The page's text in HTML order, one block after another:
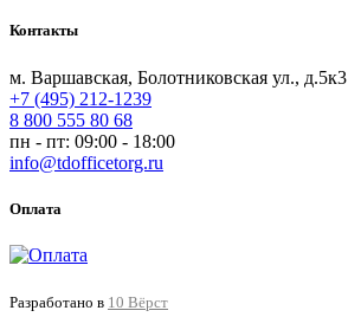
Контакты
м. Варшавская, Болотниковская ул., д.5к3
+7 (495) 212-1239
8 800 555 80 68
пн - пт: 09:00 - 18:00
info@tdofficetorg.ru
Оплата
Разработано в 10 Вёрст